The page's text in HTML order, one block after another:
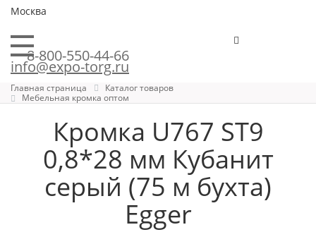
Москва
8-800-550-44-66
info@expo-torg.ru
Главная страница
Каталог товаров
Мебельная кромка оптом
Кромка U767 ST9
0,8*28 мм Кубанит
серый (75 м бухта)
Egger